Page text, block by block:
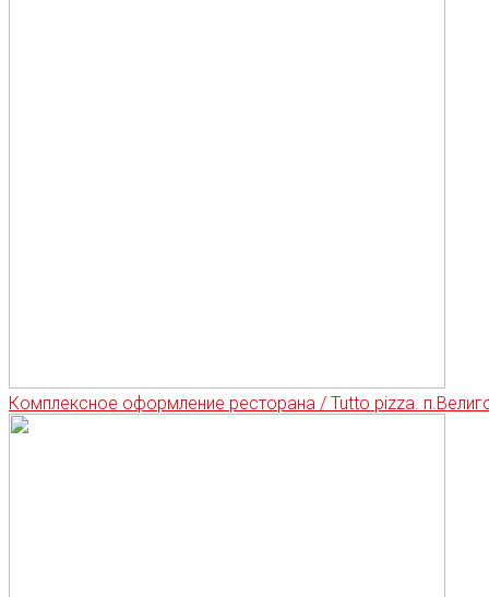
Комплексное оформление ресторана / Tutto pizza.